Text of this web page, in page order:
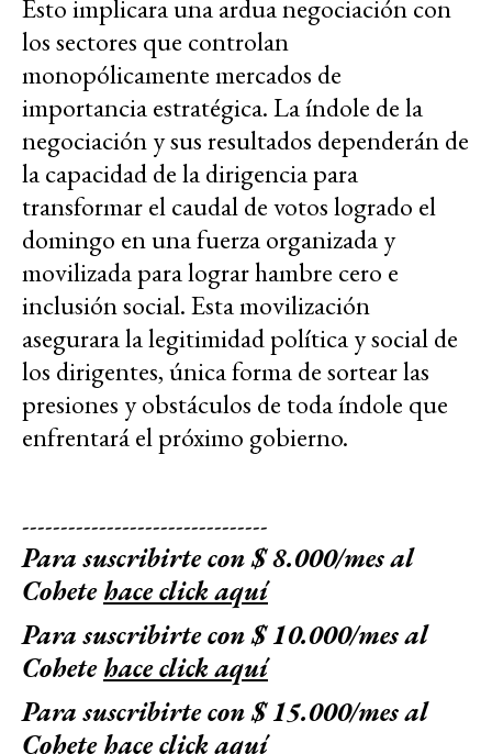
Esto implicara una ardua negociación con
los sectores que controlan
monopólicamente mercados de
importancia estratégica. La índole de la
negociación y sus resultados dependerán de
la capacidad de la dirigencia para
transformar el caudal de votos logrado el
domingo en una fuerza organizada y
movilizada para lograr hambre cero e
inclusión social. Esta movilización
asegurara la legitimidad política y social de
los dirigentes, única forma de sortear las
presiones y obstáculos de toda índole que
enfrentará el próximo gobierno.
--------------------------------
Para suscribirte con $ 8.000/mes al
Cohetehace click aquí
Para suscribirte con $ 10.000/mes al
Cohetehace click aquí
Para suscribirte con $ 15.000/mes al
Cohetehace click aquí